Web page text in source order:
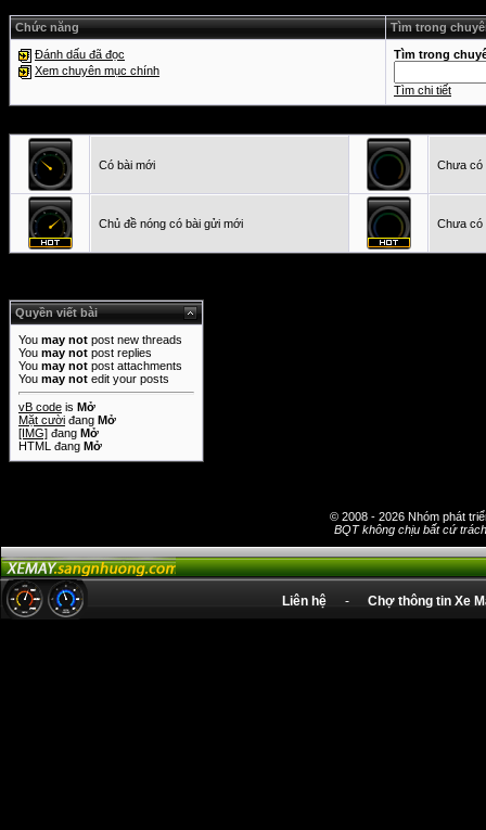
Chức năng Tìm trong
Đánh dấu đã đọc
Xem chuyên mục chính
Tìm trong
Tìm chi tiết
Có bài mới Chưa có
Chủ đề nóng có bài gửi mới Chưa có
Quyền viết bài
You may not post new threads
You may not post replies
You may not post attachments
You may not edit your posts
vB code is Mở
Mặt cười đang Mở
[IMG] đang Mở
HTML đang Mở
© 2008 - 2026 Nhóm phát
BQT không chịu bất cứ
Liên hệ - Chợ thông tin Xe